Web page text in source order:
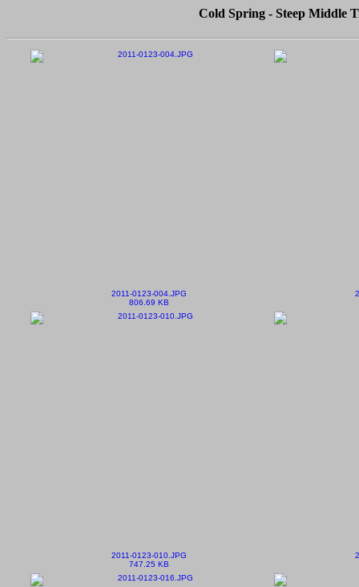
Cold Spring - Steep Middle
2011-0123-004.JPG
806.69 KB
2011-0123-010.JPG
747.25 KB